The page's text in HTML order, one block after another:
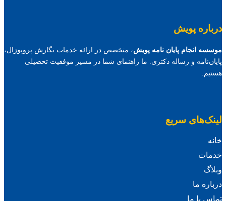
درباره پویش
موسسه انجام پایان نامه پویش، متخصص در ارائه خدمات نگارش پروپوزال،
پایان‌نامه و رساله دکتری. ما راهنمای شما در مسیر موفقیت تحصیلی
هستیم.
لینک‌های سریع
خانه
خدمات
وبلاگ
درباره ما
تماس با ما